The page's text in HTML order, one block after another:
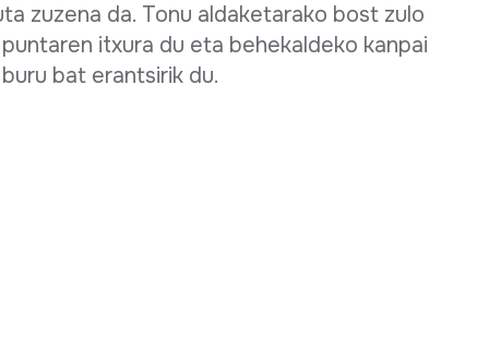
zuzena da. Tonu aldaketarako bost zulo
itxura du eta behekaldeko kanpai
bat erantsirik du.